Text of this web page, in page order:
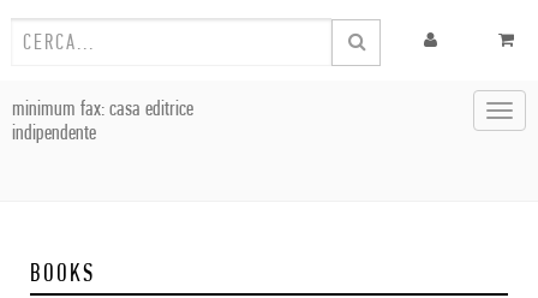
minimum fax: casa editrice
indipendente
BOOKS